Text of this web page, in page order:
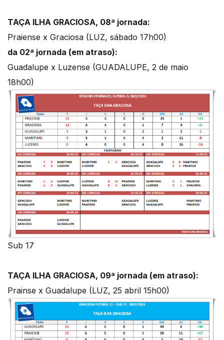
TAÇA ILHA GRACIOSA, 08ª jornada:
Praiense x Graciosa (LUZ, sábado 17h00)
da 02ª jornada (em atraso):
Guadalupe x Luzense (GUADALUPE, 2 de maio
18h00)
Sub 17
TAÇA ILHA GRACIOSA, 09ª jornada (em atraso):
Prainse x Guadalupe (LUZ, 25 abril 15h00)